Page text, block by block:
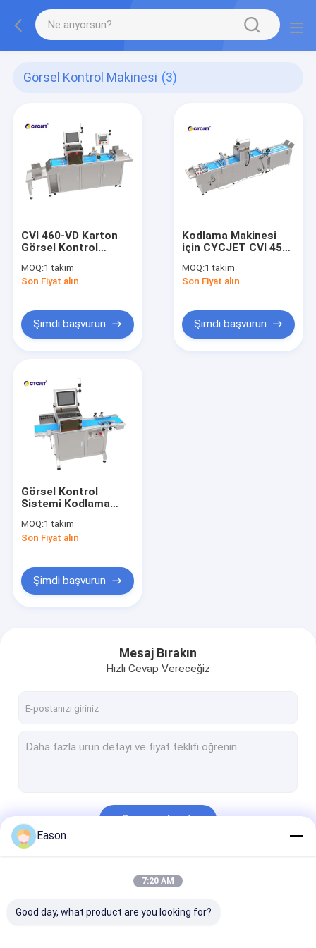
Görsel Kontrol Makinesi (3)
CVI 460-VD Karton
Görsel Kontrol
Püskürtmeli Yazıcı
Lazer İşaretleme
MOQ:1 takım
Son Fiyat alın
Şimdi başvurun
Kodlama Makinesi
için CYCJET CVI 450-
Kontrol Makinesi
MOQ:1 takım
Son Fiyat alın
Şimdi başvurun
Görsel Kontrol
Sistemi Kodlama
Kontrol Sistemi
Lazer İşaretleme
MOQ:1 takım
Son Fiyat alın
Şimdi başvurun
Mesaj Bırakın
Hızlı Cevap Vereceğiz
Devam et
Eason
7:20 AM
Good day, what product are you looking for?